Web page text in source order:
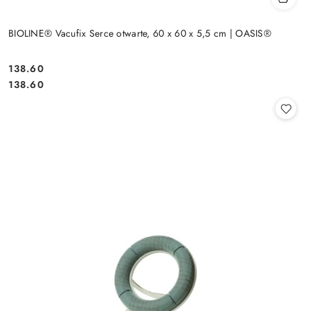
BIOLINE® Vacufix Serce otwarte, 60 x 60 x 5,5 cm | OASIS®
Cena:
138.60
Cena:
138.60